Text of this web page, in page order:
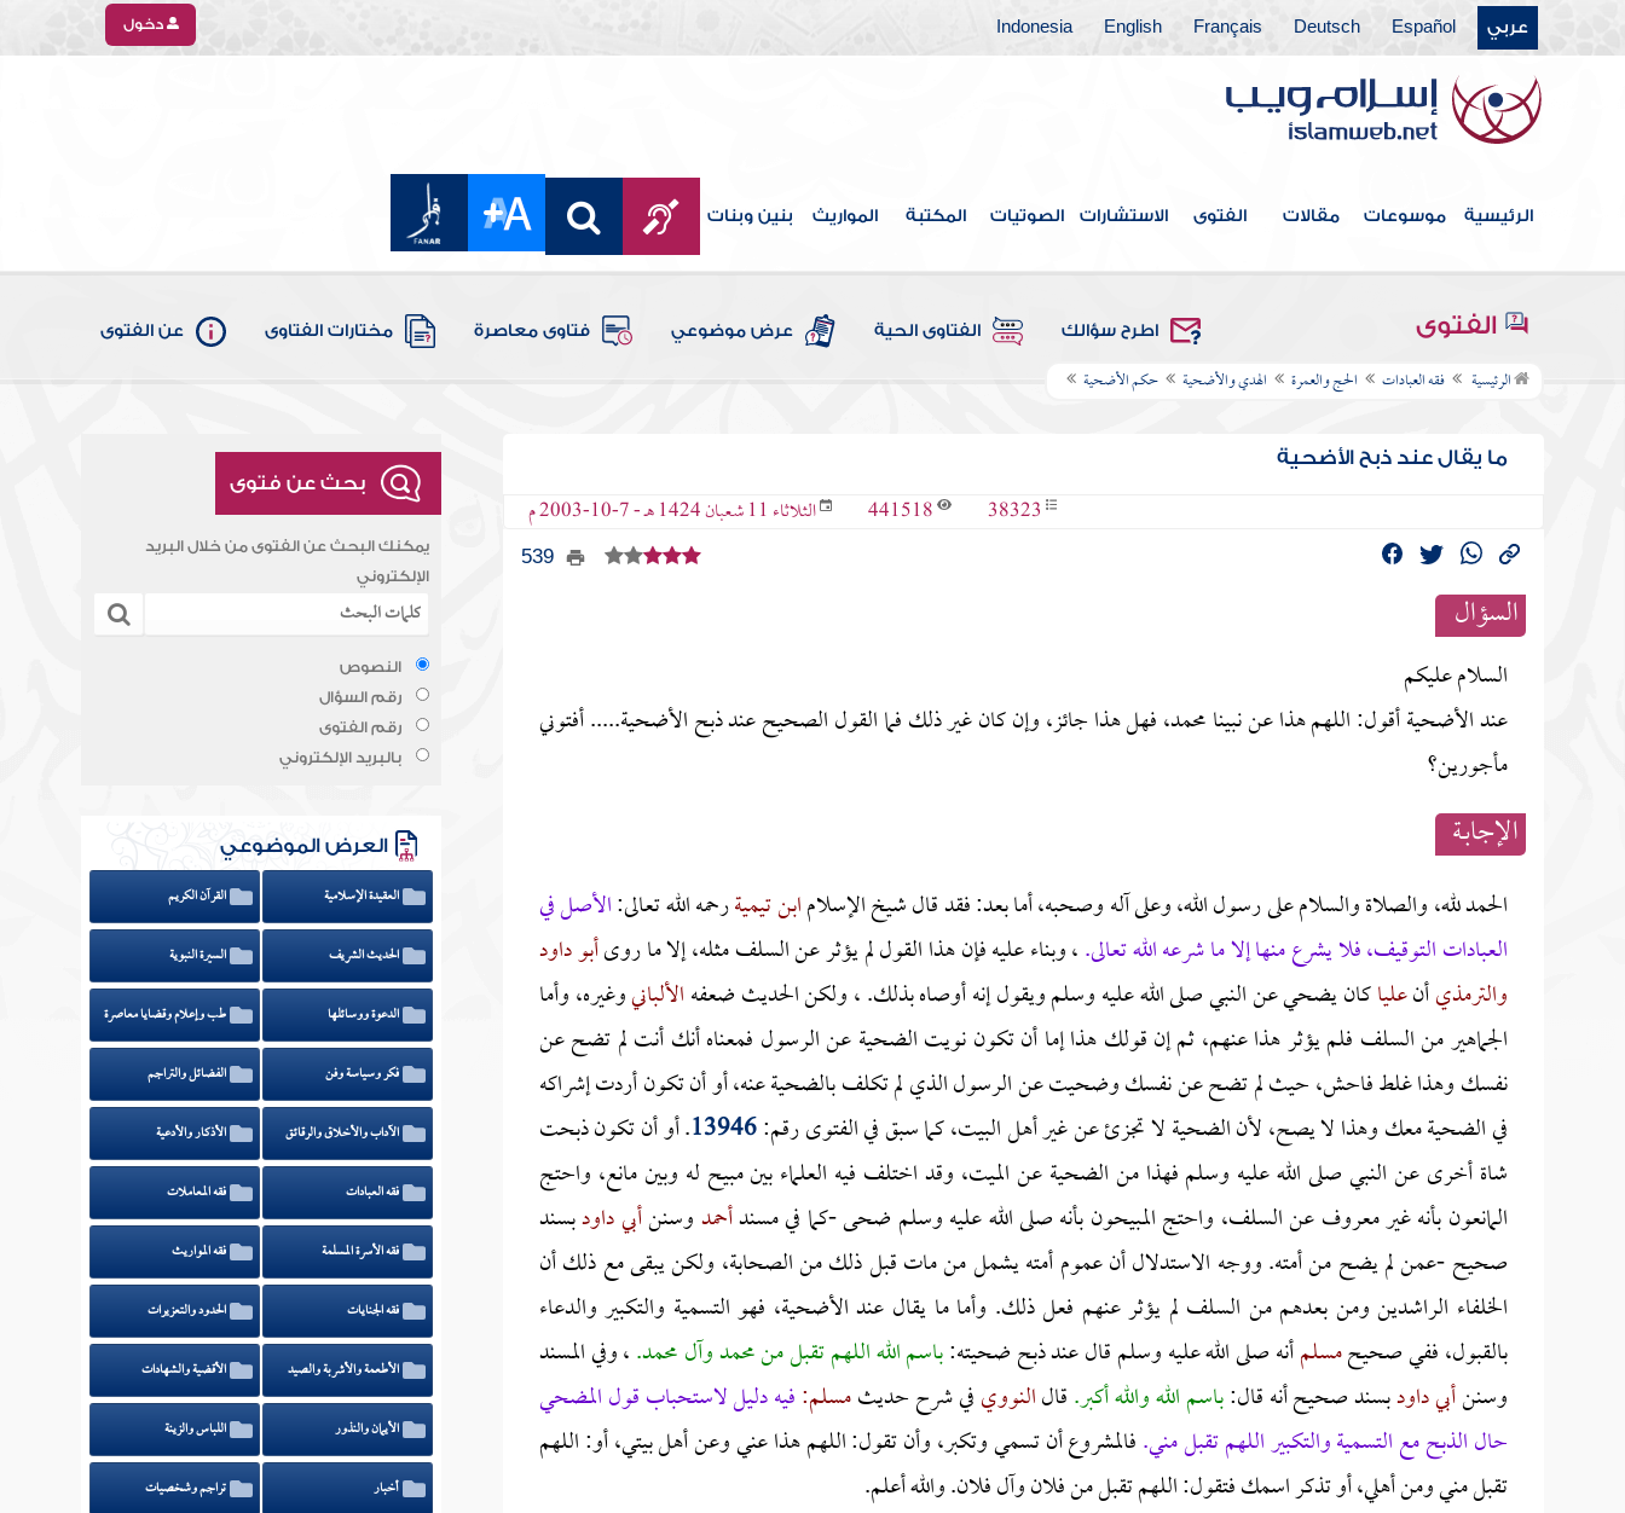
عربي Español
Deutsch
Français
English
Indonesia دخول
الرئيسية موسوعات مقالات الفتوى الاستشارات الصوتيات المكتبة المواريث بنين وبنات
الفتوى اطرح سؤالك الفتاوى الحية عرض موضوعي فتاوى معاصرة مختارات الفتاوى عن الفتوى
الرئيسية فقه العبادات الحج والعمرة الهدي والأضحية حكم الأضحية
ما يقال عند ذبح الأضحية
38323
441518 الثلاثاء 11 شعبان 1424 هـ - 7-10-2003 م
539
السؤال
السلام عليكم
عند الأضحية أقول: اللهم هذا عن نبينا محمد، فهل هذا جائز، وإن كان غير ذلك فما القول الصحيح عند ذبح الأضحية..... أفتوني
مأجورين؟
الإجابــة
الحمد لله، والصلاة والسلام على رسول الله، وعلى آله وصحبه، أما بعد: فقد قال شيخ الإسلامابن تيميةرحمه الله تعالى:الأصل في
العبادات التوقيف، فلا يشرع منها إلا ما شرعه الله تعالى.، وبناء عليه فإن هذا القول لم يؤثر عن السلف مثله، إلا ما روىأبو داود
والترمذيأنعلياكان يضحي عن النبي صلى الله عليه وسلم ويقول إنه أوصاه بذلك. ، ولكن الحديث ضعفهالألبانيوغيره، وأما
الجماهير من السلف فلم يؤثر هذا عنهم، ثم إن قولك هذا إما أن تكون نويت الضحية عن الرسول فمعناه أنك أنت لم تضح عن
نفسك وهذا غلط فاحش، حيث لم تضح عن نفسك وضحيت عن الرسول الذي لم تكلف بالضحية عنه، أو أن تكون أردت إشراكه
في الضحية معك وهذا لا يصح، لأن الضحية لا تجزئ عن غير أهل البيت، كما سبق في الفتوى رقم:13946. أو أن تكون ذبحت
شاة أخرى عن النبي صلى الله عليه وسلم فهذا من الضحية عن الميت، وقد اختلف فيه العلماء بين مبيح له وبين مانع، واحتج
المانعون بأنه غير معروف عن السلف، واحتج المبيحون بأنه صلى الله عليه وسلم ضحى -كما في مسندأحمدوسننأبي داودبسند
صحيح -عمن لم يضح من أمته. ووجه الاستدلال أن عموم أمته يشمل من مات قبل ذلك من الصحابة، ولكن يبقى مع ذلك أن
الخلفاء الراشدين ومن بعدهم من السلف لم يؤثر عنهم فعل ذلك. وأما ما يقال عند الأضحية، فهو التسمية والتكبير والدعاء
بالقبول، ففي صحيحمسلمأنه صلى الله عليه وسلم قال عند ذبح ضحيته:باسم الله اللهم تقبل من محمد وآل محمد.، وفي المسند
وسننأبي داودبسند صحيح أنه قال:باسم الله والله أكبر.قالالنوويفي شرح حديثمسلم:فيه دليل لاستحباب قول المضحي
حال الذبح مع التسمية والتكبير اللهم تقبل مني.فالمشروع أن تسمي وتكبر، وأن تقول: اللهم هذا عني وعن أهل بيتي، أو: اللهم
تقبل مني ومن أهلي، أو تذكر اسمك فتقول: اللهم تقبل من فلان وآل فلان. والله أعلم.
بحث عن فتوى
يمكنك البحث عن الفتوى من خلال البريد
الإلكتروني
النصوص
رقم السؤال
رقم الفتوى
بالبريد الإلكتروني
العرض الموضوعي
العقيدة الإسلامية القرآن الكريم
الحديث الشريف السيرة النبوية
الدعوة ووسائلها طب وإعلام وقضايا معاصرة
فكر وسياسة وفن الفضائل والتراجم
الآداب والأخلاق والرقائق الأذكار والأدعية
فقه العبادات فقه المعاملات
فقه الأسرة المسلمة فقه المواريث
فقه الجنايات الحدود والتعزيرات
الأطعمة والأشربة والصيد الأقضية والشهادات
الأيمان والنذور اللباس والزينة
أخبار تراجم وشخصيات